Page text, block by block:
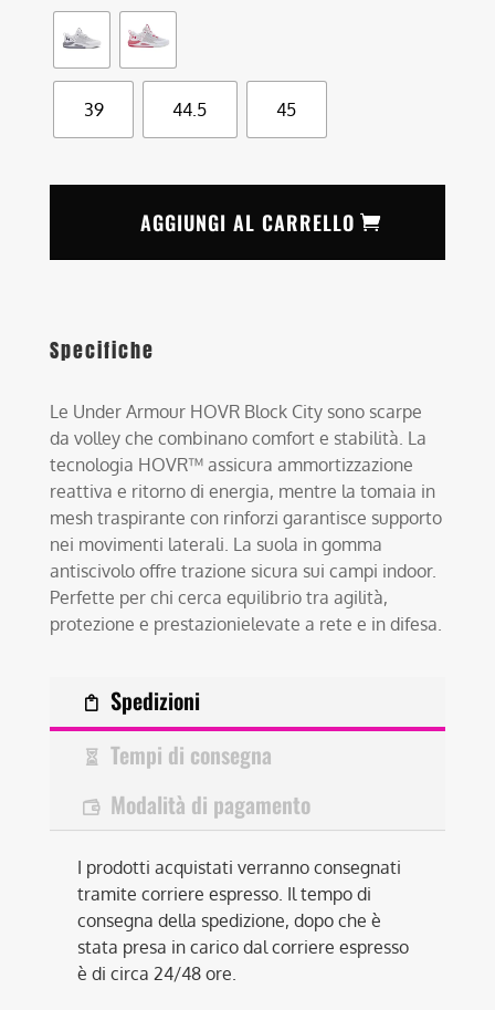
39 44.5 45
AGGIUNGI AL CARRELLO
Specifiche
Le Under Armour HOVR Block City sono scarpe
da volley che combinano comfort e stabilità. La
tecnologia HOVR™ assicura ammortizzazione
reattiva e ritorno di energia, mentre la tomaia in
mesh traspirante con rinforzi garantisce supporto
nei movimenti laterali. La suola in gomma
antiscivolo offre trazione sicura sui campi indoor.
Perfette per chi cerca equilibrio tra agilità,
protezione e prestazionielevate a rete e in difesa.
Spedizioni
Tempi di consegna
Modalità di pagamento
I prodotti acquistati verranno consegnati
tramite corriere espresso. Il tempo di
consegna della spedizione, dopo che è
stata presa in carico dal corriere espresso
è di circa 24/48 ore.